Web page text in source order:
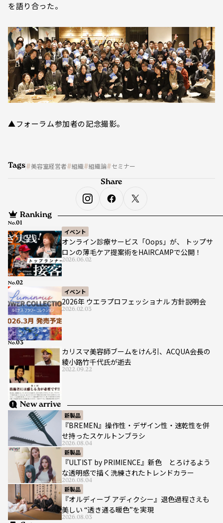
を語り合った。
▲フォーラム参加者の記念撮影。
Tags 美容室経営者 組織 組織論 セミナー
Ranking
イベント
オンライン診療サービス「Oops」が、 トップサ
ロンの薄毛ケア提案術をHAIRCAMPで公開！
2026.06.02
No.
イベント
2026年 ウエラプロフェッショナル 方針説明会
2026.02.03
No.
カリスマ美容師ブームをけん引、ACQUA会長の
綾小路竹千代氏が逝去
2022.09.22
No.
New arrive
新製品
『BREMEN』操作性・デザイン性・速乾性を併
せ持ったスケルトンブラシ
2026.08.04
新製品
『ULTIST by PRIMIENCE』新色 とろけるよう
な透明感で描く洗練されたトレンドカラー
2026.08.04
新製品
『オルディーブ アディクシー』退色過程さえも
美しい “透き通る暖色”を実現
2026.08.03
Share